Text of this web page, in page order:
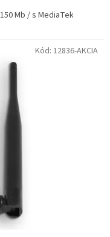
Mb / s MediaTek
Kód: 12836-AKCIA